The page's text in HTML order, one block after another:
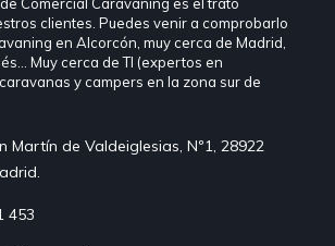
clientes. Puedes venir a comprobarlo
en Alcorcón, muy cerca de Madrid,
Muy cerca de TI (expertos en
y campers en la zona sur de
Martín de Valdeiglesias, Nº1, 28922
453